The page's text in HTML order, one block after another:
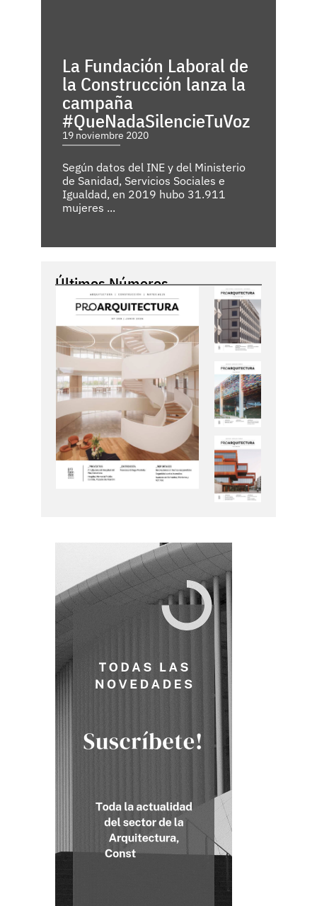
La Fundación Laboral de
la Construcción lanza la
campaña
#QueNadaSilencieTuVoz
19 noviembre 2020
Según datos del INE y del Ministerio
de Sanidad, Servicios Sociales e
Igualdad, en 2019 hubo 31.911
mujeres ...
Últimos Números